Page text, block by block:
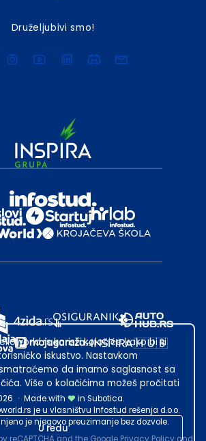
Druželjubivi smo!
· Made with
in Subotica.
je u vlasništvu Infostud rešenja d.o.o.
je njegovo preuzimanje bez dozvole.
koristi kolačiće kako bi ti
iskustvo. Nastavkom
da imamo saglasnost sa
Više o kolačićima možeš pročitati
U redu